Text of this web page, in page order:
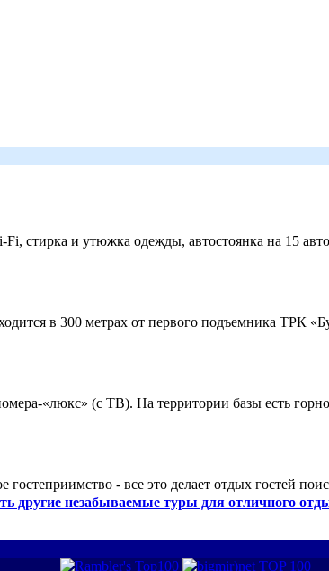
стирка и утюжка одежды, автостоянка на 15
в 300 метрах от первого подъемника ТРК
«люкс» (с ТВ). На территории базы есть
- все это делает отдых гостей
другие незабываемые туры для отличного